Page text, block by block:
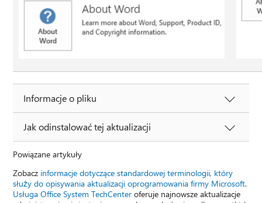
Informacje o pliku
Jak odinstalować tej aktualizacji
Powiązane artykuły
Zobacz informacje dotyczące standardowej terminologii, który
służy do opisywania aktualizacji oprogramowania firmy Microsoft.
Usługa Office System TechCenter oferuje najnowsze aktualizacje